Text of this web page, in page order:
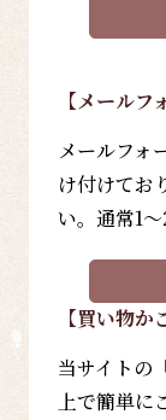
【メールフ
メールフォ
け付けてお
い。通常1
【買い物か
当サイトの
上で簡単に